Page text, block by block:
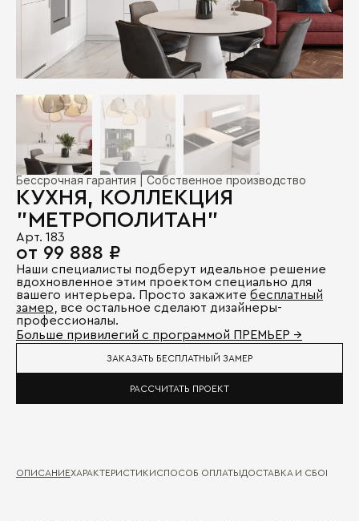
Бессрочная гарантия | Собственное производство
КУХНЯ, КОЛЛЕКЦИЯ
"МЕТРОПОЛИТАН"
Арт. 183
от 99 888 ₽
Наши специалисты подберут идеальное решение
вдохновленное этим проектом специально для
вашего интерьера. Просто закажите бесплатный
замер , все остальное сделают дизайнеры-
профессионалы.
Больше привилегий с программой ПРЕМЬЕР →
ЗАКАЗАТЬ БЕСПЛАТНЫЙ ЗАМЕР
РАССЧИТАТЬ ПРОЕКТ
ОПИСАНИЕХАРАКТЕРИСТИКИСПОСОБ ОПЛАТЫДОСТАВКА И СБОРКА